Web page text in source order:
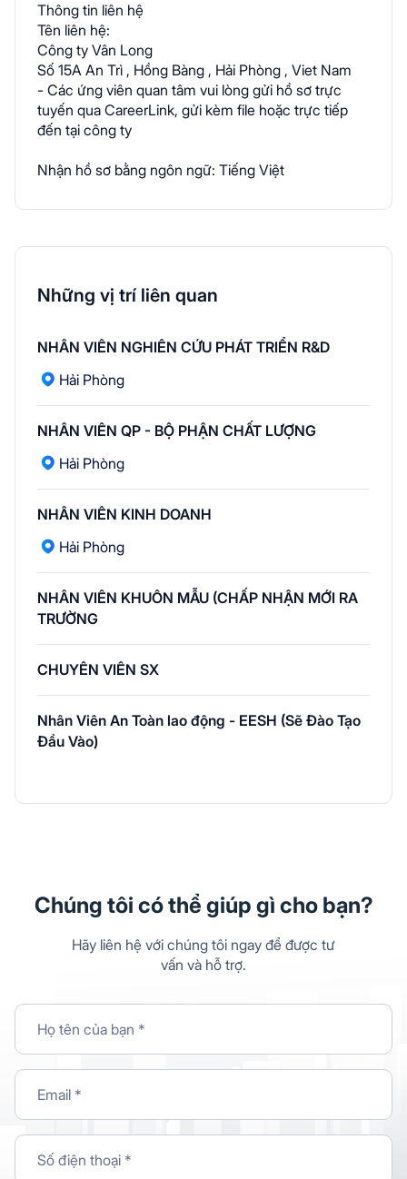
Thông tin liên hệ
Tên liên hệ:
Công ty Vân Long
Số 15A An Trì , Hồng Bàng , Hải Phòng , Viet Nam
- Các ứng viên quan tâm vui lòng gửi hồ sơ trực
tuyến qua CareerLink, gửi kèm file hoặc trực tiếp
đến tại công ty
Nhận hồ sơ bằng ngôn ngữ: Tiếng Việt
Những vị trí liên quan
NHÂN VIÊN NGHIÊN CỨU PHÁT TRIỂN R&D
Hải Phòng
NHÂN VIÊN QP - BỘ PHẬN CHẤT LƯỢNG
Hải Phòng
NHÂN VIÊN KINH DOANH
Hải Phòng
NHÂN VIÊN KHUÔN MẪU (CHẤP NHẬN MỚI RA
TRƯỜNG
CHUYÊN VIÊN SX
Nhân Viên An Toàn lao động - EESH (Sẽ Đào Tạo
Đầu Vào)
Chúng tôi có thể giúp gì cho bạn?
Hãy liên hệ với chúng tôi ngay để được tư
vấn và hỗ trợ.